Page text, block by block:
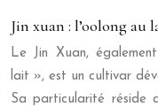
Jin xuan : l’oolong au
Le Jin Xuan,
lait », est un cultivar
Sa particularité réside